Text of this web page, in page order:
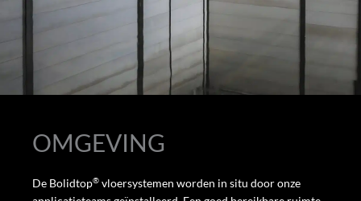
OMGEVING
De Bolidtop® vloersystemen worden in situ door onze